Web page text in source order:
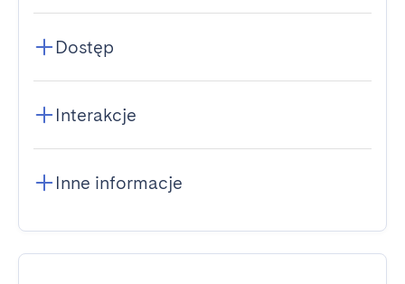
Dostęp
Interakcje
Inne informacje